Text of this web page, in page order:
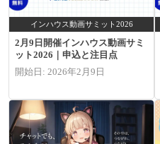
インハウス動画サミット2026
2月9日開催インハウス動画サミ
ット2026｜申込と注目点
開始日: 2026年2月9日